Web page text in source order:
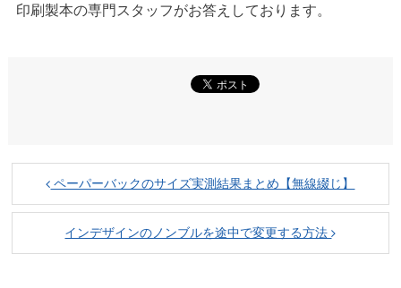
印刷製本の専門スタッフがお答えしております。
ペーパーバックのサイズ実測結果まとめ【無線綴じ】
インデザインのノンブルを途中で変更する方法